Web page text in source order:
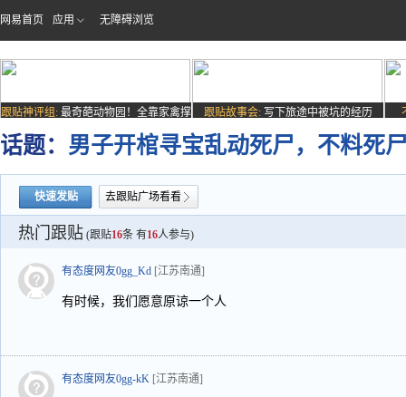
网易首页 应用 无障碍浏览
跟贴神评组: 最奇葩动物园！全靠家禽撑
场子
跟贴故事会: 写下旅途中被坑的经历
话题： 男子开棺寻宝乱动死尸，不料死
快速发贴 去跟贴广场看看
热门跟贴 (跟贴16条 有16人参与)
有态度网友0gg_Kd [江苏南通]
有时候，我们愿意原谅一个人
有态度网友0gg-kK [江苏南通]